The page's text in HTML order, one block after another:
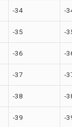
-34 -
-35 -
-36 -
-37 -
-38 -
-39 -